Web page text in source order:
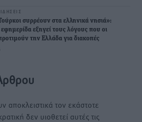
συρρέουν στα ελληνικά νησιά»:
εξηγεί τους λόγους που οι
την Ελλάδα για διακοπές
αποκλειστικά τον εκάστοτε
δεν υιοθετεί αυτές τις